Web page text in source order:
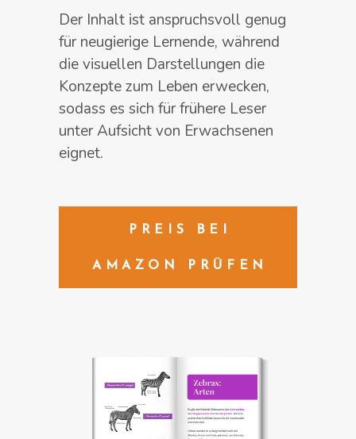
Der Inhalt ist anspruchsvoll genug
für neugierige Lernende, während
die visuellen Darstellungen die
Konzepte zum Leben erwecken,
sodass es sich für frühere Leser
unter Aufsicht von Erwachsenen
eignet.
PREIS BEI
AMAZON PRÜFEN